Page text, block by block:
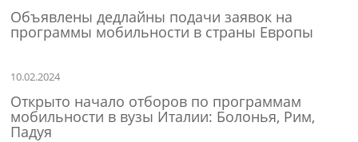
Объявлены дедлайны подачи заявок на
программы мобильности в страны Европы
10.02.2024
Открыто начало отборов по программам
мобильности в вузы Италии: Болонья, Рим,
Падуя